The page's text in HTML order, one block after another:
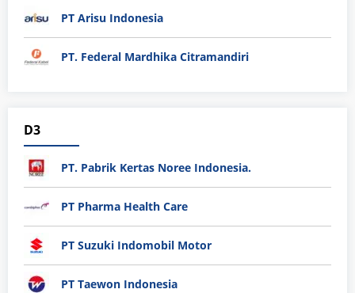
PT Arisu Indonesia
PT. Federal Mardhika Citramandiri
D3
PT. Pabrik Kertas Noree Indonesia.
PT Pharma Health Care
PT Suzuki Indomobil Motor
PT Taewon Indonesia